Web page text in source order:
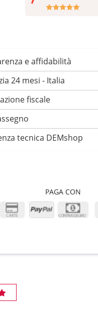
e affidabilità
24 mesi - Italia
fiscale
tecnica DEMshop
PAGA CON